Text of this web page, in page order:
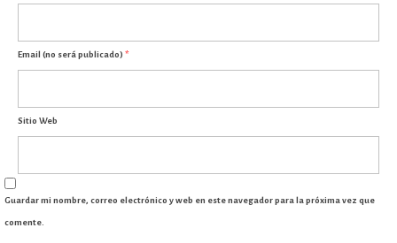
Email (no será publicado) *
Sitio Web
Guardar mi nombre, correo electrónico y web en este navegador para la próxima vez que
comente.